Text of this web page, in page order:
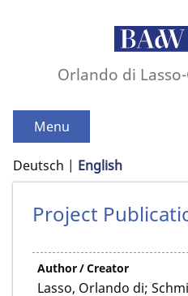
Orlando di
Menu
Deutsch English
Project
Author / Creator
Lasso, Orlando di;